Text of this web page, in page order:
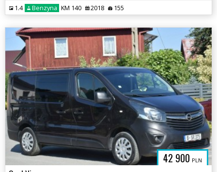
1.4 Benzyna KM 140 2018 155
42 900 PLN